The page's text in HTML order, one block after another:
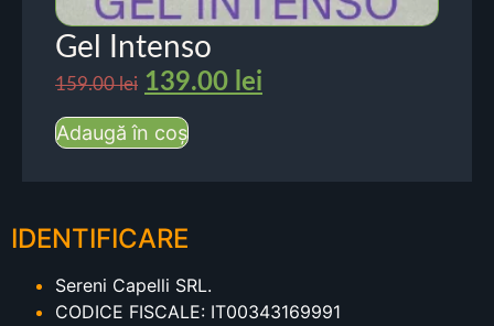
Gel Intenso
159.00lei 139.00 lei
Adaugă în coș
IDENTIFICARE
Sereni Capelli SRL.
CODICE FISCALE: IT00343169991